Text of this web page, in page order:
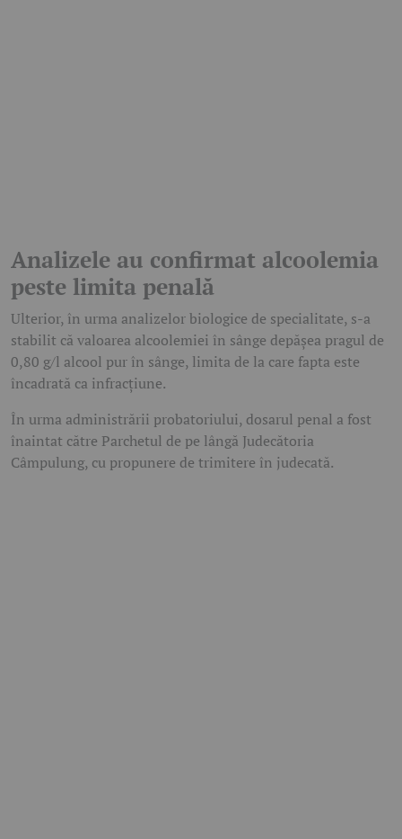
Analizele au confirmat alcoolemia
peste limita penală
Ulterior, în urma analizelor biologice de specialitate, s-a
stabilit că valoarea alcoolemiei în sânge depășea pragul de
0,80 g/l alcool pur în sânge, limita de la care fapta este
încadrată ca infracțiune.
În urma administrării probatoriului, dosarul penal a fost
înaintat către Parchetul de pe lângă Judecătoria
Câmpulung, cu propunere de trimitere în judecată.